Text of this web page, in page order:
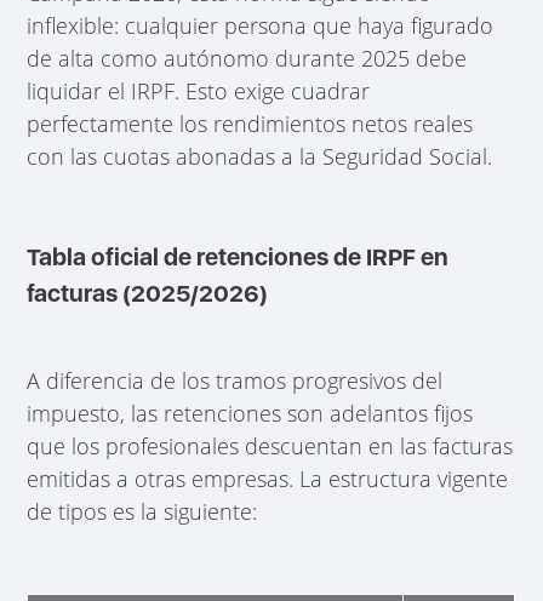
inflexible: cualquier persona que haya figurado
de alta como autónomo durante 2025 debe
liquidar el IRPF. Esto exige cuadrar
perfectamente los rendimientos netos reales
con las cuotas abonadas a la Seguridad Social.
Tabla oficial de retenciones de IRPF en
facturas (2025/2026)
A diferencia de los tramos progresivos del
impuesto, las retenciones son adelantos fijos
que los profesionales descuentan en las facturas
emitidas a otras empresas. La estructura vigente
de tipos es la siguiente: